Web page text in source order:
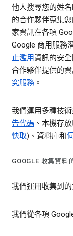
他人搜尋您的姓
的合作夥伴蒐集
家資訊在各項
Google 商用服務
止濫用資訊的安
合作夥伴提供的
究服務 。
我們運用多種技
告代碼 、本機存
快取)、資料庫和
GOOGLE 收集資料
我們運用收集到
我們從各項